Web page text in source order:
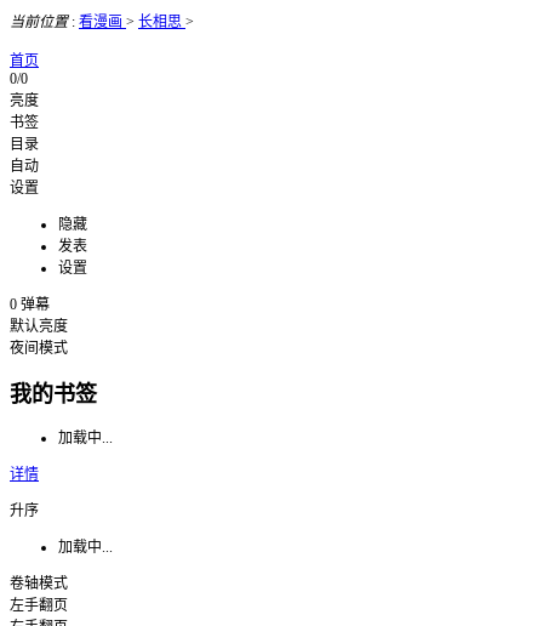
当前位置: 看漫画 > 长相思 >
首页
0/0
亮度
书签
目录
自动
设置
隐藏
发表
设置
0 弹幕
默认亮度
夜间模式
我的书签
加载中...
详情
升序
加载中...
卷轴模式
左手翻页